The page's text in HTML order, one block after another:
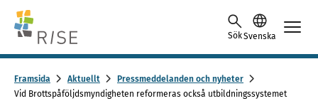
Skip to content -saavutettavuusohje
SökSvenska
Framsida Aktuellt
Pressmeddelanden och nyheter
Vid Brottspåföljdsmyndigheten reformeras också utbildningssystemet